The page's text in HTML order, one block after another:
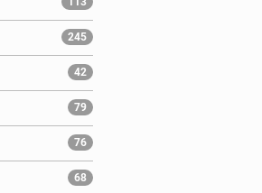
245
42
79
76
68